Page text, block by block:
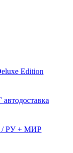
Edition
/ РУ + МИР